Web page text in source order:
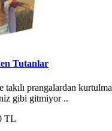
Tutanlar
prangalardan
gibi gitmiyor ..
TL